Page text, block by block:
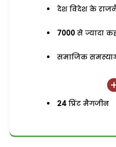
देश विदेश के
7000 से ज्यादा
समाजिक
24 प्रिंट मैगजीन